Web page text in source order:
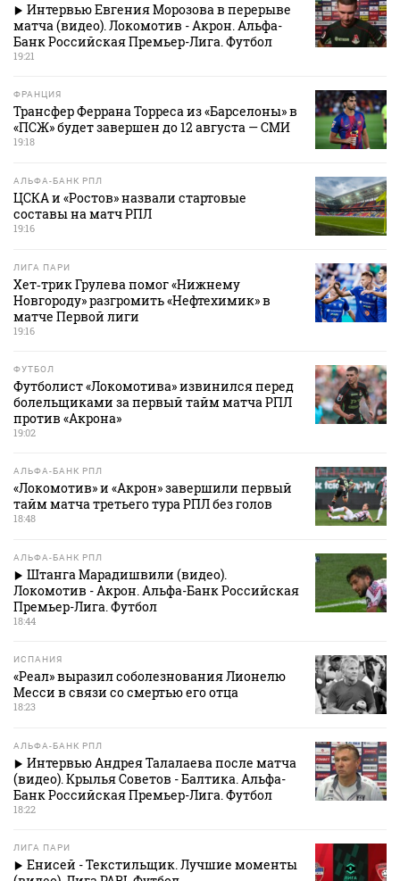
Интервью Евгения Морозова в перерыве
матча (видео). Локомотив - Акрон. Альфа-
Банк Российская Премьер-Лига. Футбол
19:21
ФРАНЦИЯ
Трансфер Феррана Торреса из «Барселоны» в
«ПСЖ» будет завершен до 12 августа — СМИ
19:18
АЛЬФА-БАНК РПЛ
ЦСКА и «Ростов» назвали стартовые
составы на матч РПЛ
19:16
ЛИГА ПАРИ
Хет‑трик Грулева помог «Нижнему
Новгороду» разгромить «Нефтехимик» в
матче Первой лиги
19:16
ФУТБОЛ
Футболист «Локомотива» извинился перед
болельщиками за первый тайм матча РПЛ
против «Акрона»
19:02
АЛЬФА-БАНК РПЛ
«Локомотив» и «Акрон» завершили первый
тайм матча третьего тура РПЛ без голов
18:48
АЛЬФА-БАНК РПЛ
Штанга Марадишвили (видео).
Локомотив - Акрон. Альфа-Банк Российская
Премьер-Лига. Футбол
18:44
ИСПАНИЯ
«Реал» выразил соболезнования Лионелю
Месси в связи со смертью его отца
18:23
АЛЬФА-БАНК РПЛ
Интервью Андрея Талалаева после матча
(видео). Крылья Советов - Балтика. Альфа-
Банк Российская Премьер-Лига. Футбол
18:22
ЛИГА ПАРИ
Енисей - Текстильщик. Лучшие моменты